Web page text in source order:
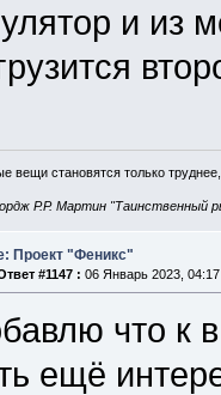
и из
вещи становятся только
Р.Р. Мартин "Таинственный
Проект "Феникс"
#1147 : 06 Январь 2023,
что к
ещё